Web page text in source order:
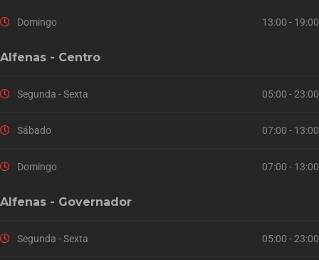
Domingo 13:00 - 19:00
Alfenas - Centro
Segunda - Sexta 05:00 - 23:00
Sábado 07:00 - 13:00
Domingo 07:00 - 13:00
Alfenas - Governador
Segunda - Sexta 05:00 - 23:00